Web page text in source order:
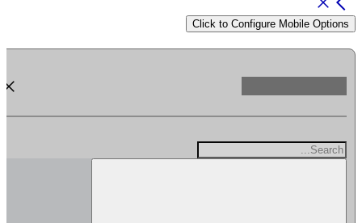
Click to Configure Mobile Options
close